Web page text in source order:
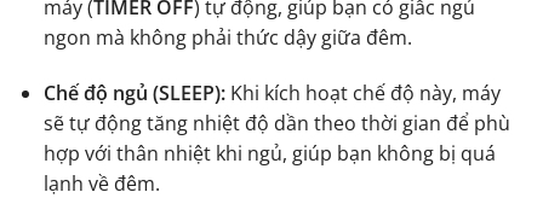
máy (TIMER OFF) tự động, giúp bạn có giấc ngủ
ngon mà không phải thức dậy giữa đêm.
Chế độ ngủ (SLEEP):Khi kích hoạt chế độ này, máy
sẽ tự động tăng nhiệt độ dần theo thời gian để phù
hợp với thân nhiệt khi ngủ, giúp bạn không bị quá
lạnh về đêm.